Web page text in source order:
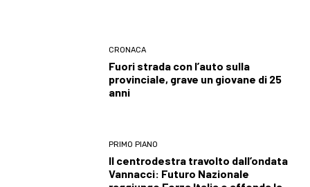
CRONACA
Fuori strada con l’auto sulla
provinciale, grave un giovane di 25
anni
PRIMO PIANO
Il centrodestra travolto dall’ondata
Vannacci: Futuro Nazionale